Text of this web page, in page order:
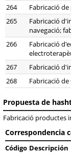
264
Fabricació
265
Fabricació
navegació;
266
Fabricació
267
Fabricació
268
Fabricació
Propuesta de
Fabricació productes
Correspondencia
Código Descripción